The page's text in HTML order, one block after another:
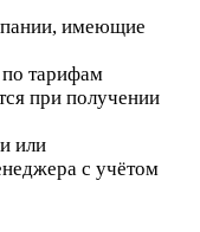
имеющие
по тарифам
при получении
или
с учётом